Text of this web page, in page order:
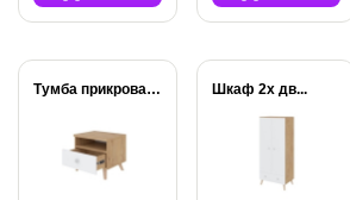
Тумба прикроватная Way Шкаф 2х дв...